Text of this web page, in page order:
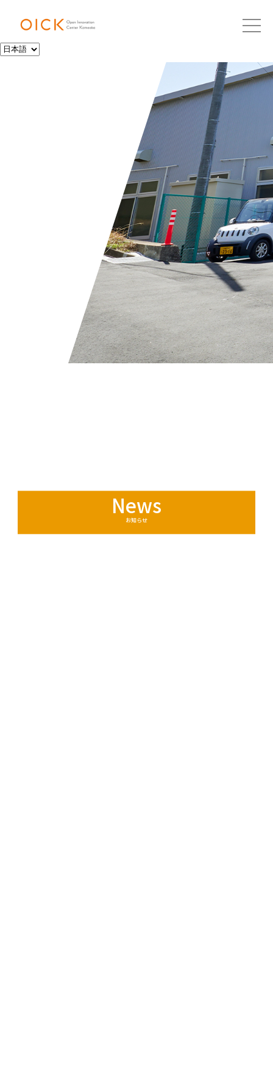
News
お知らせ